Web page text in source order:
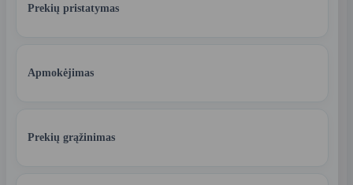
Prekių pristatymas
Apmokėjimas
Prekių grąžinimas